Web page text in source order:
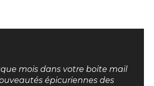
mois dans votre boite mail
épicuriennes des